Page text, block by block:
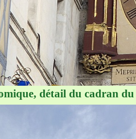
détail du cadran du